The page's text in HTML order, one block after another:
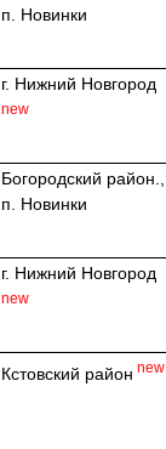
п. Новинки
г. Нижний Новгород
new
Богородский район.,
п. Новинки
г. Нижний Новгород
new
Кстовский район new